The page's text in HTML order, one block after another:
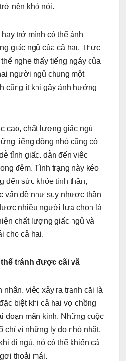
nên khó nói.
trở mình có thể ảnh
giấc ngủ của cả hai. Thực
nghe thấy tiếng ngáy của
người ngủ chung một
cũng ít khi gây ảnh hưởng
cao, chất lượng giấc ngủ
tiếng động nhỏ cũng có
tỉnh giấc, dẫn đến việc
đêm. Tình trạng này kéo
đến sức khỏe tinh thần,
vấn đề như suy nhược thần
nhiều người lựa chọn là
chất lượng giấc ngủ và
cho cả hai.
tránh được cãi vã
nhân, việc xảy ra tranh cãi là
biệt khi cả hai vợ chồng
đoạn mãn kinh. Những cuộc
chỉ vì những lý do nhỏ nhặt,
đi ngủ, nó có thể khiến cả
thoải mái.